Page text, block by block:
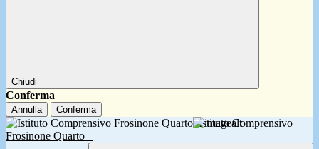
Chiudi
Conferma
Annulla Conferma
Istituto Comprensivo
Frosinone Quarto